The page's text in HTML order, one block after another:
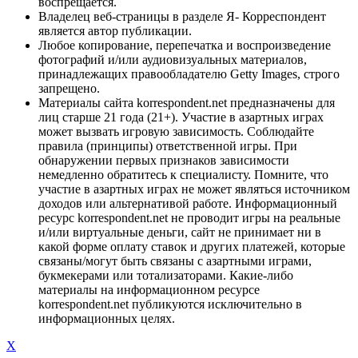
Владелец веб-страницы в разделе Я- Корреспондент
является автор публикации.
Любое копирование, перепечатка и воспроизведение
фотографий и/или аудиовизуальных материалов,
принадлежащих правообладателю Getty Images, строго
запрещено.
Материалы сайта korrespondent.net предназначены для
лиц старше 21 года (21+). Участие в азартных играх
может вызвать игровую зависимость. Соблюдайте
правила (принципы) ответственной игры. При
обнаружении первых признаков зависимости
немедленно обратитесь к специалисту. Помните, что
участие в азартных играх не может являться источником
доходов или альтернативой работе. Информационный
ресурс korrespondent.net не проводит игры на реальные
и/или виртуальные деньги, сайт не принимает ни в
какой форме оплату ставок и других платежей, которые
связаны/могут быть связаны с азартными играми,
букмекерами или тотализаторами. Какие-либо
материалы на информационном ресурсе
korrespondent.net публикуются исключительно в
информационных целях.
X